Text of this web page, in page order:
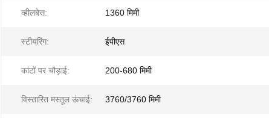
व्हीलबेस: 1360 मिमी
स्टीयरिंग: ईपीएस
कांटों पर चौड़ाई: 200-680 मिमी
विस्तारित मस्तूल ऊंचाई: 3760/3760 मिमी